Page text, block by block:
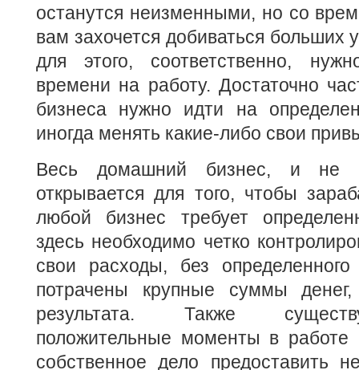
останутся неизменными, но со
вам захочется добиваться больших
для этого, соответственно,
времени на работу. Достаточно
бизнеса нужно идти на
иногда менять какие-либо свои
Весь домашний бизнес, и не
открывается для того, чтобы
любой бизнес требует
здесь необходимо четко
свои расходы, без
потрачены крупные суммы денег,
результата. Также
положительные моменты в
собственное дело предоставить